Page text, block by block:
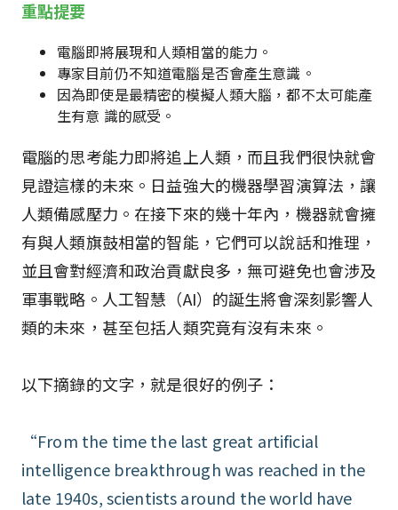
重點提要
電腦即將展現和人類相當的能力。
專家目前仍不知道電腦是否會產生意識。
因為即使是最精密的模擬人類大腦，都不太可能產
生有意 識的感受。
電腦的思考能力即將追上人類，而且我們很快就會
見證這樣的未來。日益強大的機器學習演算法，讓
人類備感壓力。在接下來的幾十年內，機器就會擁
有與人類旗鼓相當的智能，它們可以說話和推理，
並且會對經濟和政治貢獻良多，無可避免也會涉及
軍事戰略。人工智慧（AI）的誕生將會深刻影響人
類的未來，甚至包括人類究竟有沒有未來。
以下摘錄的文字，就是很好的例子：
“From the time the last great artificial
intelligence breakthrough was reached in the
late 1940s, scientists around the world have